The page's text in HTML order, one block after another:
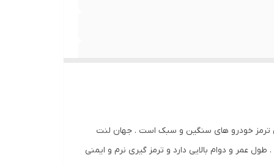
ترمز خودرو های سنگین و سبک است . جهان لنت
عمر و دوام بالایی دارد و ترمز گیری نرم و ایمنی